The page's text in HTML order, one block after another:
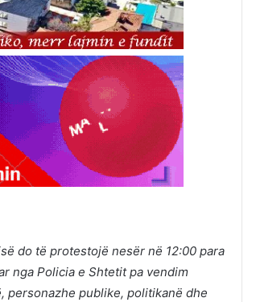
do të protestojë nesër në 12:00 para
nga Policia e Shtetit pa vendim
personazhe publike, politikanë dhe